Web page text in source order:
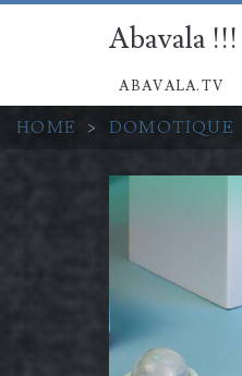
Abavala !!!
ABAVALA.TV
HOME > DOMOTIQUE